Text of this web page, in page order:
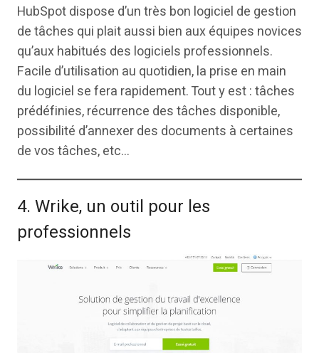
HubSpot dispose d’un très bon logiciel de gestion
de tâches qui plait aussi bien aux équipes novices
qu’aux habitués des logiciels professionnels.
Facile d’utilisation au quotidien, la prise en main
du logiciel se fera rapidement. Tout y est : tâches
prédéfinies, récurrence des tâches disponible,
possibilité d’annexer des documents à certaines
de vos tâches, etc…
4. Wrike, un outil pour les
professionnels